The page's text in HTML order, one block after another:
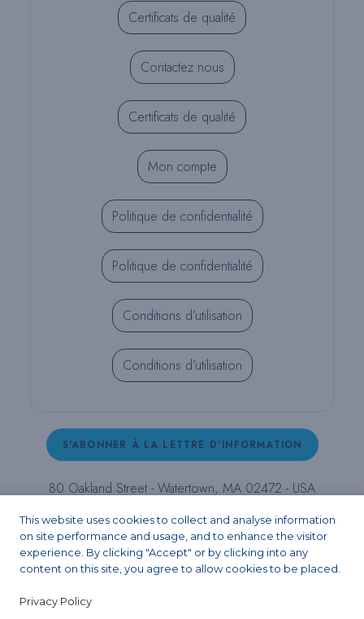
Certificats de qualité
Contactez nous
Certificats de qualité
Mon compte
Politique de confidentialité
Politique de confidentialité
Conditions d’utilisation
Conditions d’utilisation
S'ABONNER À LA LETTRE D'INFORMATION
80 Oakland Street - Watertown, MA 02472 - USA
T (800) 343-4342 - T (617) 926-6666 - F (617) 926-
6262 -contact@pulpdent.com
FacebookInstagramLinkedIn
X YouTube
This website uses cookies to collect and analyse information
on site performance and usage, and to enhance the visitor
experience. By clicking "Accept" or by clicking into any
content on this site, you agree to allow cookies to be placed.
Privacy Policy